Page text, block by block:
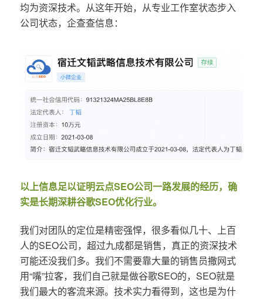
均为资深技术。从这年开始，从专业工作室状态步入
公司状态，企查查信息：
以上信息足以证明云点SEO公司一路发展的经历，确
实是长期深耕谷歌SEO优化行业。
我们对团队的定位是精密强悍，很多看似几十、上百
人的SEO公司，超过九成都是销售，真正的资深技术
可能还没我们多。我们不需要靠大量的销售员撒网式
用“嘴”拉客，我们自己就是做谷歌SEO的，SEO就是
我们最大的客流来源。技术实力看得到，这也是为什